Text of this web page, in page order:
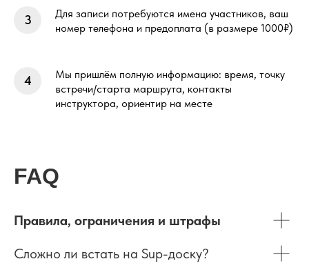
Для записи потребуются имена участников, ваш
номер телефона и предоплата (в размере 1000₽)
Мы пришлём полную информацию: время, точку
встречи/старта маршрута, контакты
инструктора, ориентир на месте
FAQ
Правила, ограничения и штрафы
Сложно ли встать на Sup-доску?